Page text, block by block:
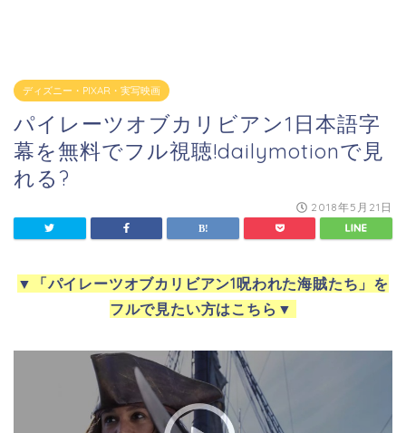
ディズニー・PIXAR・実写映画
パイレーツオブカリビアン1日本語字
幕を無料でフル視聴!dailymotionで見
れる?
2018年5月21日
▼
「パイレーツオブカリビアン1呪われた海賊たち」を
フルで見たい方はこちら ▼